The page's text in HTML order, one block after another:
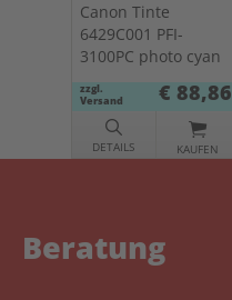
Canon Tinte
6429C001 PFI-
3100PC photo cyan
zzgl.
Versand
€ 88,86
DETAILS KAUFEN
Beratung